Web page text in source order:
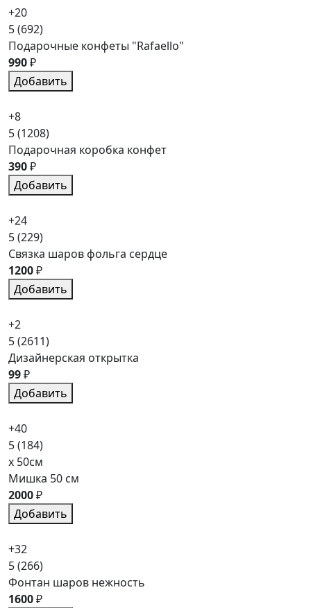
+20
5(692)
Подарочные конфеты "Rafaello"
990₽
Добавить
+8
5(1208)
Подарочная коробка конфет
390₽
Добавить
+24
5(229)
Связка шаров фольга сердце
1200₽
Добавить
+2
5(2611)
Дизайнерская открытка
99₽
Добавить
+40
5(184)
x 50см
Мишка 50 см
2000₽
Добавить
+32
5(266)
Фонтан шаров нежность
1600₽